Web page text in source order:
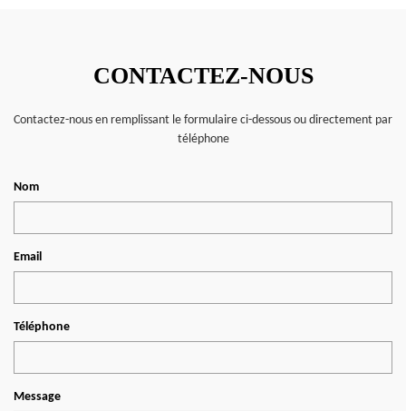
CONTACTEZ-NOUS
Contactez-nous en remplissant le formulaire ci-dessous ou directement par
téléphone
Nom
Email
Téléphone
Message